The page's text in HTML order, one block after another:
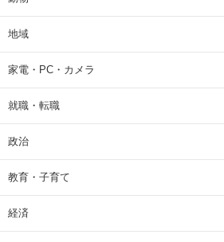
地域
家電・PC・カメラ
就職・転職
政治
教育・子育て
経済